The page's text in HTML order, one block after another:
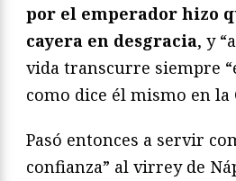
por el emperador hizo
cayera en desgracia, y
vida transcurre siempre
como dice él mismo en la
Pasó entonces a servir
confianza” al virrey de